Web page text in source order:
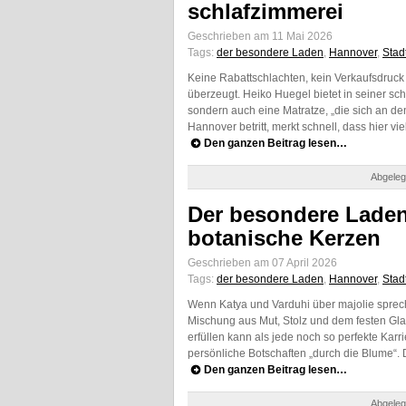
schlafzimmerei
Geschrieben am 11 Mai 2026
Tags: der besondere Laden, Hannover,
Keine Rabattschlachten, kein
überzeugt. Heiko Huegel bietet in seiner
sondern auch eine Matratze, „die sich an
Hannover betritt, merkt schnell, dass hier
Den ganzen Beitrag lesen…
Der besondere
botanische Kerzen
Geschrieben am 07 April 2026
Tags: der besondere Laden, Hannover,
Wenn Katya und Varduhi über majolie
Mischung aus Mut, Stolz und dem festen
erfüllen kann als jede noch so perfekte
persönliche Botschaften „durch die
Den ganzen Beitrag lesen…